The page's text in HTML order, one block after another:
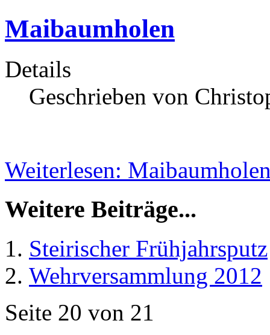
Maibaumholen
Details
Geschrieben von
Weiterlesen:
Weitere Beiträge...
Steirischer Frühjahrsputz
Wehrversammlung 2012
Seite 20 von 21